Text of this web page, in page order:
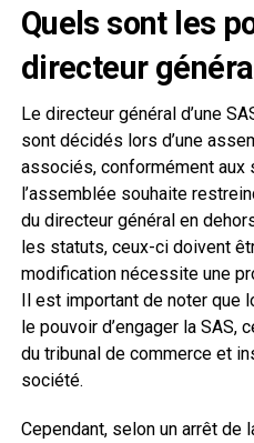
Quels sont les
directeur
Le directeur général d’une
sont décidés lors d’une
associés, conformément aux
l’assemblée souhaite
du directeur général en
les statuts, ceux-ci doivent
modification nécessite une
Il est important de noter que
le pouvoir d’engager la
du tribunal de commerce et
société.
Cependant, selon un arrêt de